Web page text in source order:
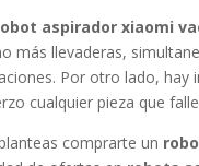
aspirador xiaomi
más llevaderas,
Por otro lado, hay
cualquier pieza que
comprarte un